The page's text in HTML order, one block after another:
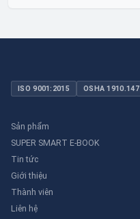
ISO 9001:2015 OSHA 1910.147
Sản phẩm
SUPER SMART E-BOOK
Tin tức
Giới thiệu
Thành viên
Liên hệ